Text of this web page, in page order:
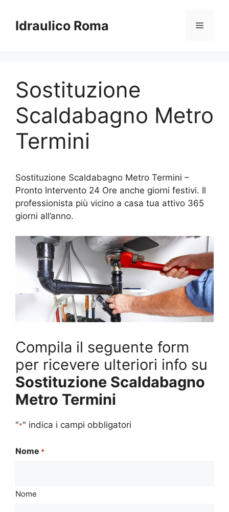
contenuto
Idraulico Roma Menu
Sostituzione
Scaldabagno Metro
Termini
Sostituzione Scaldabagno Metro Termini –
Pronto Intervento 24 Ore anche giorni festivi. Il
professionista più vicino a casa tua attivo 365
giorni all’anno.
Compila il seguente form
per ricevere ulteriori info su
Sostituzione Scaldabagno
Metro Termini
"*" indica i campi obbligatori
Nome *
Nome